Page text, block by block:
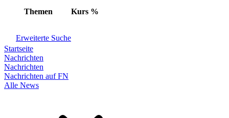
Themen Kurs %
Erweiterte Suche
Startseite
Nachrichten
Nachrichten
Nachrichten auf FN
Alle News